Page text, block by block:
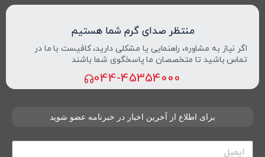
منتظر صدای گرم شما هستیم
اگر نیاز به مشاوره، راهنمایی یا مشکلی دارید، کافیست با ما در
تماس باشید تا متخصصان ما پاسخگوی شما باشند
044-45354000
برای اطلاع از آخرین اخبار در خبرنامه عضو شوید